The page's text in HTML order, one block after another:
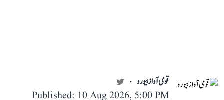
قومی آواز بیورو
Published: 10 Aug 2026, 5:00 PM